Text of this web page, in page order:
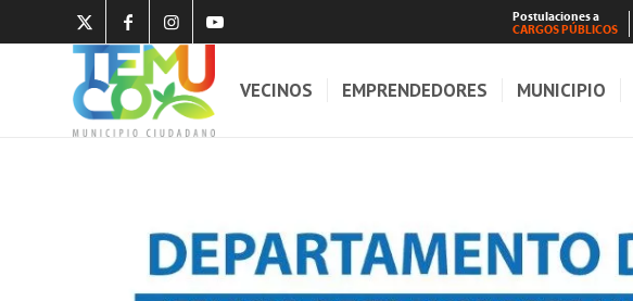
Postulaciones a
CARGOS PÚBLICOS
VECINOS EMPRENDEDORES MUNICIPIO